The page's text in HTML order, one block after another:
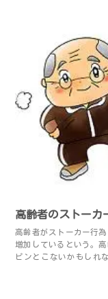
高齢者のストーカ
高齢者がストーカー行
増加しているという。
ピンとこないかもしれ